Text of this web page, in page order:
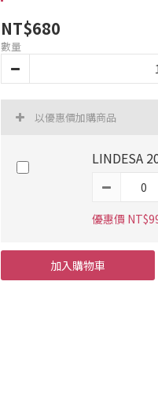
NT$680
數量
以優惠價加購商品
LINDESA
優惠價
加入購物車